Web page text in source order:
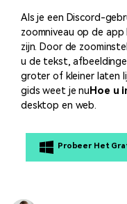
Als je een Discord-
zoomniveau op de
zijn. Door de
u de tekst,
groter of kleiner laten
gids weet je nu Hoe u
desktop en web.
Probeer Het